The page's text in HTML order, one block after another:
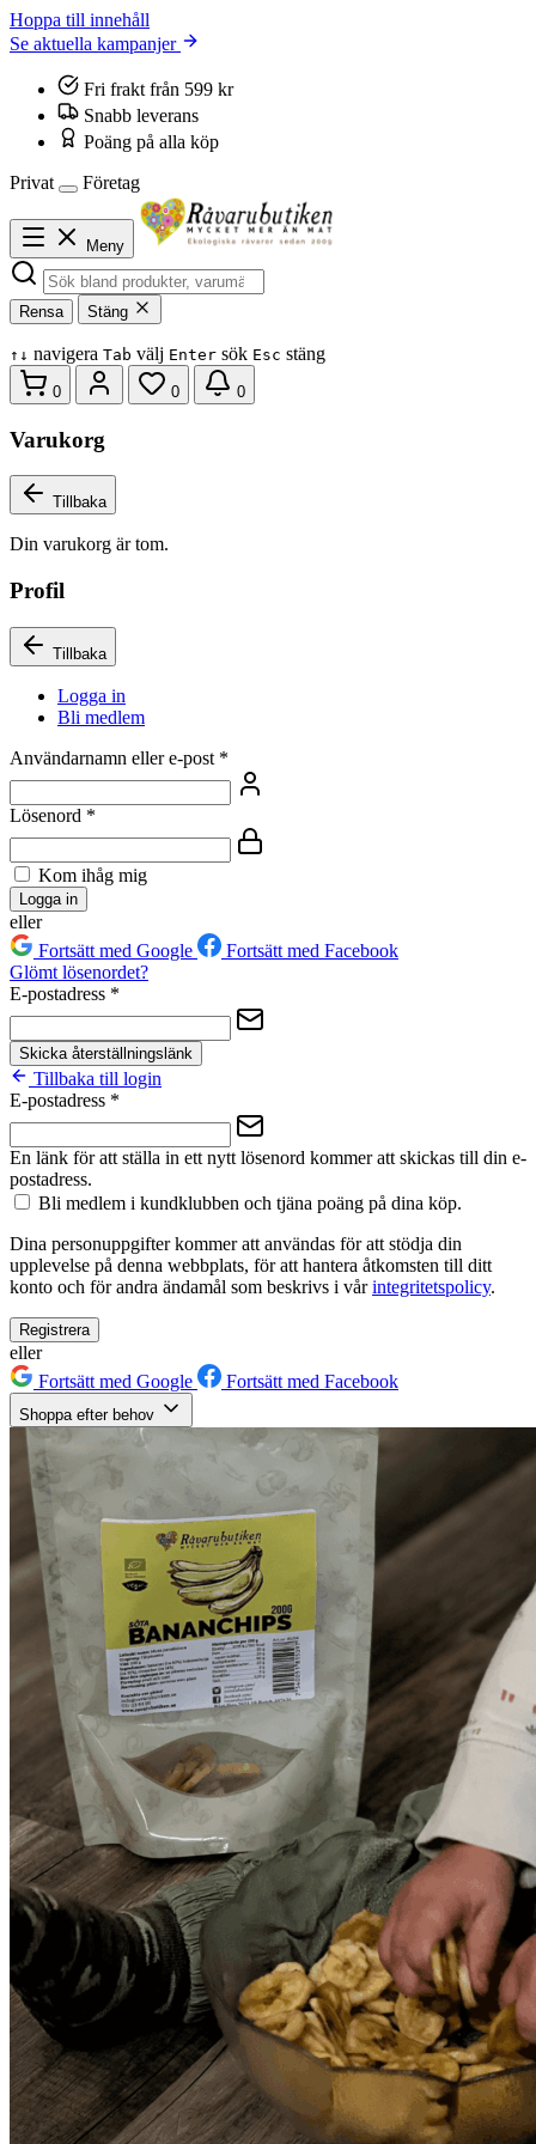
Hoppa till innehåll
Se aktuella kampanjer
Fri frakt från 599 kr
Snabb leverans
Poäng på alla köp
Privat
Företag
Meny
Rensa Stäng
↑ ↓ navigera Tab välj Enter sök Esc stäng
0 0 0
Varukorg
Tillbaka
Din varukorg är tom.
Profil
Tillbaka
Logga in
Bli medlem
Användarnamn eller e-post *
Lösenord *
Kom ihåg mig
Logga in
eller
Fortsätt med Google
Fortsätt med Facebook
Glömt lösenordet?
E-postadress *
Skicka återställningslänk
Tillbaka till login
E-postadress *
En länk för att ställa in ett nytt lösenord kommer att skickas till din e-
postadress.
Bli medlem i kundklubben och tjäna poäng på dina köp.
Dina personuppgifter kommer att användas för att stödja din
upplevelse på denna webbplats, för att hantera åtkomsten till ditt
konto och för andra ändamål som beskrivs i vårintegritetspolicy.
Registrera
eller
Fortsätt med Google
Fortsätt med Facebook
Shoppa efter behov